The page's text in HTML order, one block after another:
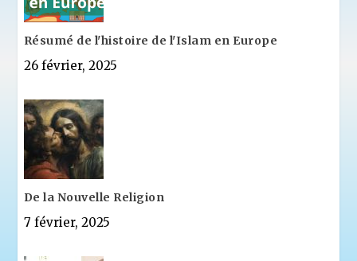
Résumé de l'histoire de l'Islam en Europe
26 février, 2025
De la Nouvelle Religion
7 février, 2025